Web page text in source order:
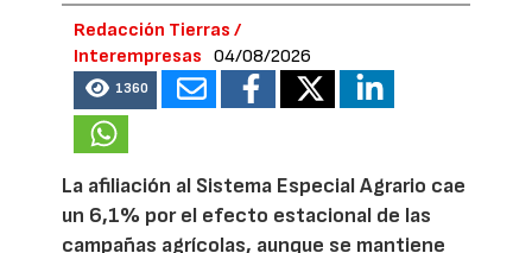
Redacción Tierras /
Interempresas
04/08/2026
1360
La afiliación al Sistema Especial Agrario cae
un 6,1% por el efecto estacional de las
campañas agrícolas, aunque se mantiene